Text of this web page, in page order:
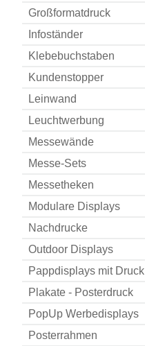
Großformatdruck
Infoständer
Klebebuchstaben
Kundenstopper
Leinwand
Leuchtwerbung
Messewände
Messe-Sets
Messetheken
Modulare Displays
Nachdrucke
Outdoor Displays
Pappdisplays mit Druck
Plakate - Posterdruck
PopUp Werbedisplays
Posterrahmen